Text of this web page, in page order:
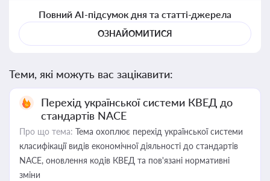
Повний AI-підсумок дня та статті-джерела
ОЗНАЙОМИТИСЯ
Теми, які можуть вас зацікавити:
Перехід української системи КВЕД до
стандартів NACE
Про що тема: Тема охоплює перехід української системи
класифікації видів економічної діяльності до стандартів
NACE, оновлення кодів КВЕД та пов'язані нормативні
зміни